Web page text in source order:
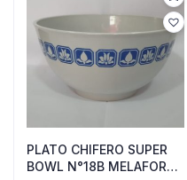
PLATO CHIFERO SUPER
BOWL N°18B MELAFORM